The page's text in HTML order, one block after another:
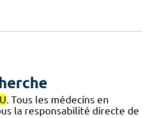
. Tous les médecins en
la responsabilité directe de